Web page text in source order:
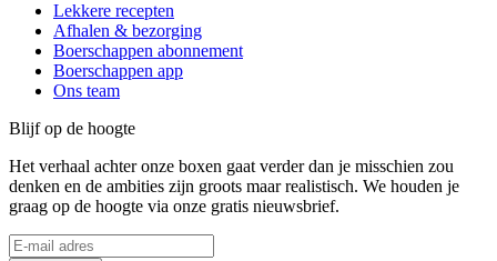
Lekkere recepten
Afhalen & bezorging
Boerschappen abonnement
Boerschappen app
Ons team
Blijf op de hoogte
Het verhaal achter onze boxen gaat verder dan je misschien zou
denken en de ambities zijn groots maar realistisch. We houden je
graag op de hoogte via onze gratis nieuwsbrief.